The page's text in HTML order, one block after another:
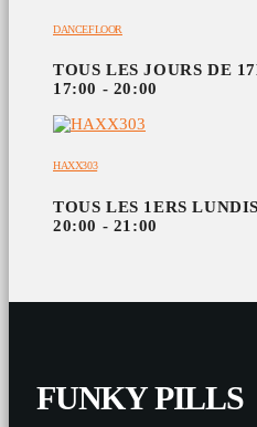
DANCEFLOOR
TOUS LES JOURS DE
17:00 - 20:00
HAXX303
TOUS LES 1ERS
20:00 - 21:00
FUNKY PILLS